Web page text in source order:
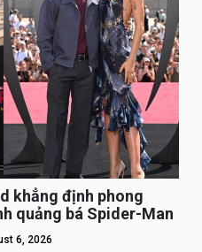
khẳng định phong
quảng bá Spider-Man
6, 2026